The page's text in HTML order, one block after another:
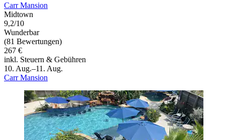
Carr Mansion
Midtown
9,2/10
Wunderbar
(81 Bewertungen)
267 €
inkl. Steuern & Gebühren
10. Aug.–11. Aug.
Carr Mansion